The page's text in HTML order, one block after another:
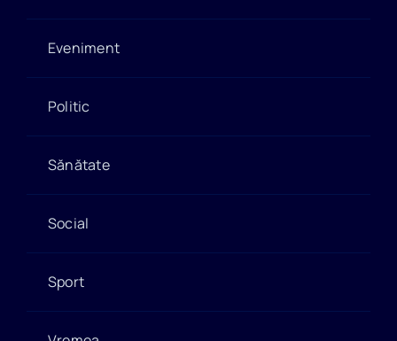
Eveniment
Politic
Sănătate
Social
Sport